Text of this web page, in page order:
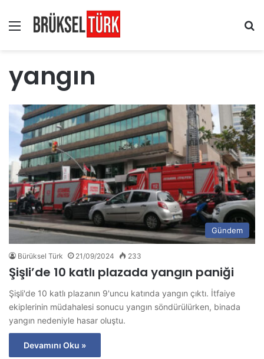
Menü
yangın
Gündem
Bürüksel Türk 21/09/2024 233
Şişli’de 10 katlı plazada yangın paniği
Şişli'de 10 katlı plazanın 9'uncu katında yangın çıktı. İtfaiye
ekiplerinin müdahalesi sonucu yangın söndürülürken, binada
yangın nedeniyle hasar oluştu.
Devamını Oku »